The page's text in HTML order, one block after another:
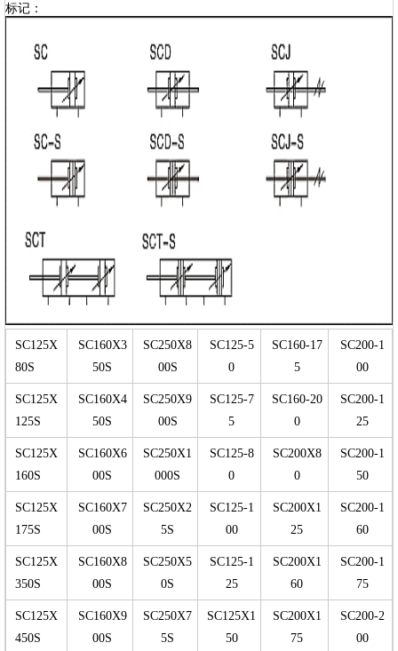
标记：
SC125X
80S
SC160X3
50S
SC250X8
00S
SC125-5
0
SC160-17
5
SC200-1
00
SC125X
125S
SC160X4
50S
SC250X9
00S
SC125-7
5
SC160-20
0
SC200-1
25
SC125X
160S
SC160X6
00S
SC250X1
000S
SC125-8
0
SC200X8
0
SC200-1
50
SC125X
175S
SC160X7
00S
SC250X2
5S
SC125-1
00
SC200X1
25
SC200-1
60
SC125X
350S
SC160X8
00S
SC250X5
0S
SC125-1
25
SC200X1
60
SC200-1
75
SC125X
450S
SC160X9
00S
SC250X7
5S
SC125X1
50
SC200X1
75
SC200-2
00